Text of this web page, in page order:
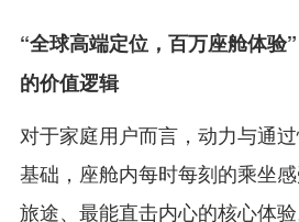
“全球高端定位，百万座舱体验
的价值逻辑
对于家庭用户而言，动力与通
基础，座舱内每时每刻的乘坐
旅途、最能直击内心的核心体